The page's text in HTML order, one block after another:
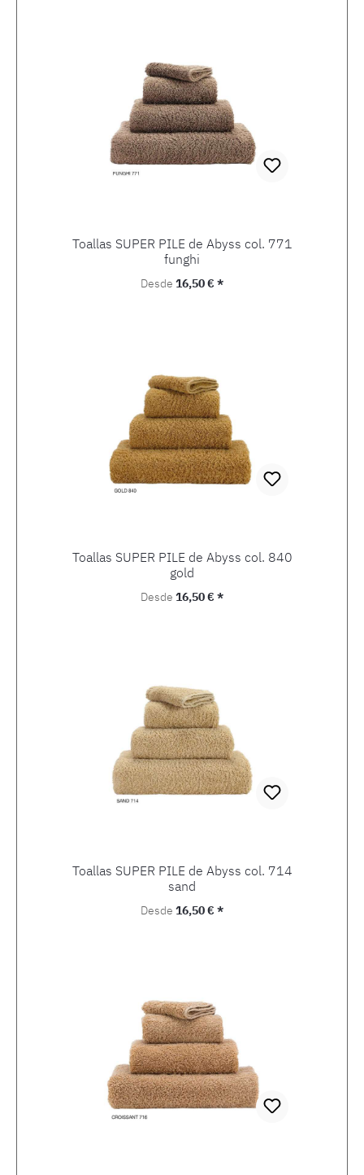
Toallas SUPER PILE de Abyss col. 771
funghi
Precio normal:
Desde 16,50 € *
Toallas SUPER PILE de Abyss col. 840
gold
Precio normal:
Desde 16,50 € *
Toallas SUPER PILE de Abyss col. 714
sand
Precio normal:
Desde 16,50 € *